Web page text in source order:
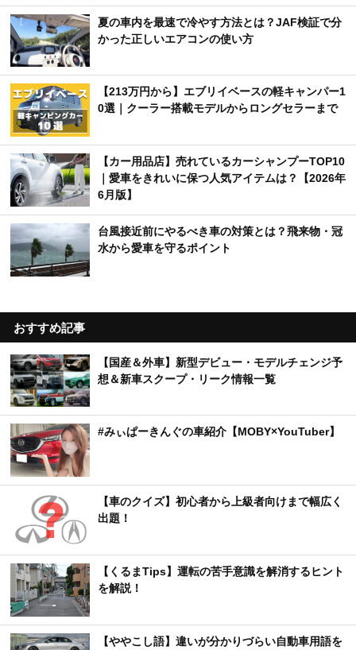
夏の車内を最速で冷やす方法とは？JAF検証で分
かった正しいエアコンの使い方
【213万円から】エブリイベースの軽キャンパー1
0選｜クーラー搭載モデルからロングセラーまで
【カー用品店】売れているカーシャンプーTOP10
｜愛車をきれいに保つ人気アイテムは？【2026年
6月版】
台風接近前にやるべき車の対策とは？飛来物・冠
水から愛車を守るポイント
おすすめ記事
【国産＆外車】新型デビュー・モデルチェンジ予
想＆新車スクープ・リーク情報一覧
#みぃぱーきんぐの車紹介【MOBY×YouTuber】
【車のクイズ】初心者から上級者向けまで幅広く
出題！
【くるまTips】運転の苦手意識を解消するヒント
を解説！
【ややこし語】違いが分かりづらい自動車用語を